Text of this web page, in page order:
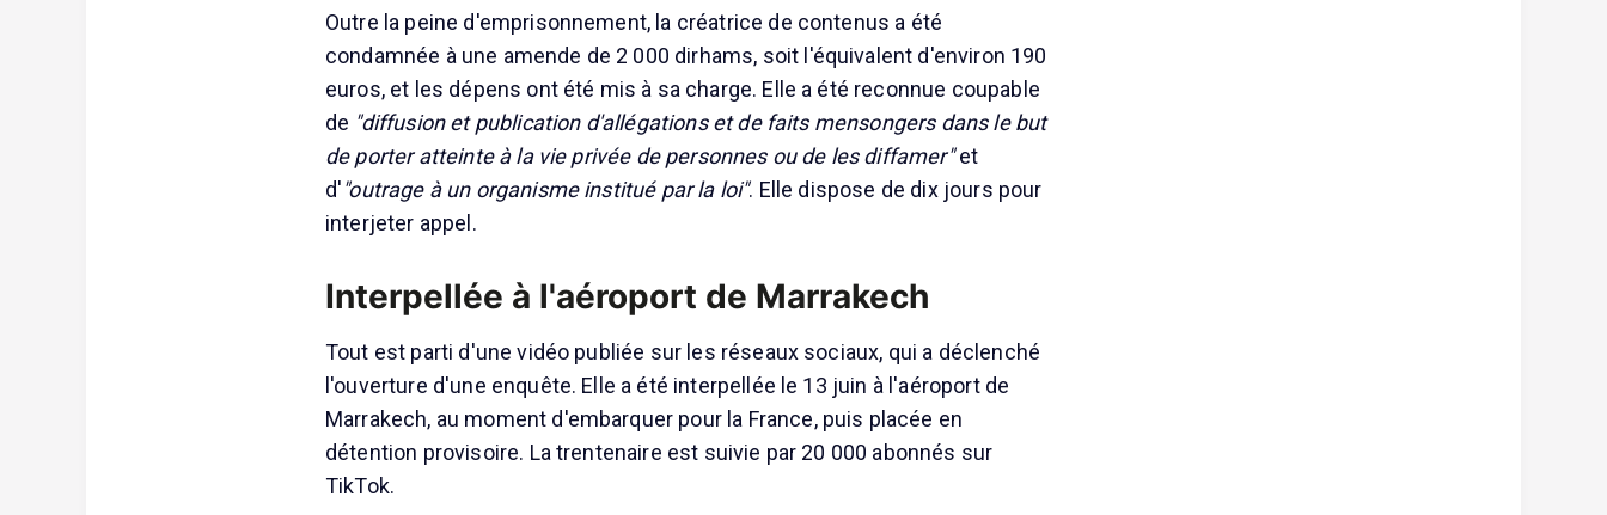
Outre la peine d'emprisonnement, la créatrice de contenus a été
condamnée à une amende de 2 000 dirhams, soit l'équivalent d'environ 190
euros, et les dépens ont été mis à sa charge. Elle a été reconnue coupable
de "diffusion et publication d'allégations et de faits mensongers dans le but
de porter atteinte à la vie privée de personnes ou de les diffamer"et
d'"outrage à un organisme institué par la loi". Elle dispose de dix jours pour
interjeter appel.
Interpellée à l'aéroport de Marrakech
Tout est parti d'une vidéo publiée sur les réseaux sociaux, qui a déclenché
l'ouverture d'une enquête. Elle a été interpellée le 13 juin à l'aéroport de
Marrakech, au moment d'embarquer pour la France, puis placée en
détention provisoire. La trentenaire est suivie par 20 000 abonnés sur
TikTok.